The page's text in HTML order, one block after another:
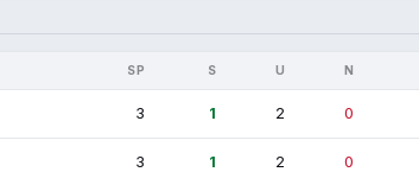
SP S U N
3 1 2 0
3 1 2 0